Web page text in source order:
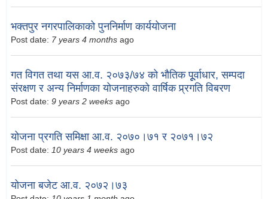
भक्तपुर नगरपालिकाको पुननिर्माण कार्ययोजना
Post date: 7 years 4 months ago
गत विगत तथा यस आ.व. २०७३/७४ को भौतिक पूूर्वाधार, सम्पदा
संरक्षण र अन्य निर्माणका योजनाहरुको वार्षिक प्र्रगति विबरण
Post date: 9 years 2 weeks ago
योजना प्रगति समिक्षा आ.व. २०७०।७१ र २०७१।७२
Post date: 10 years 4 weeks ago
योजना बजेट आ.व. २०७२।७३